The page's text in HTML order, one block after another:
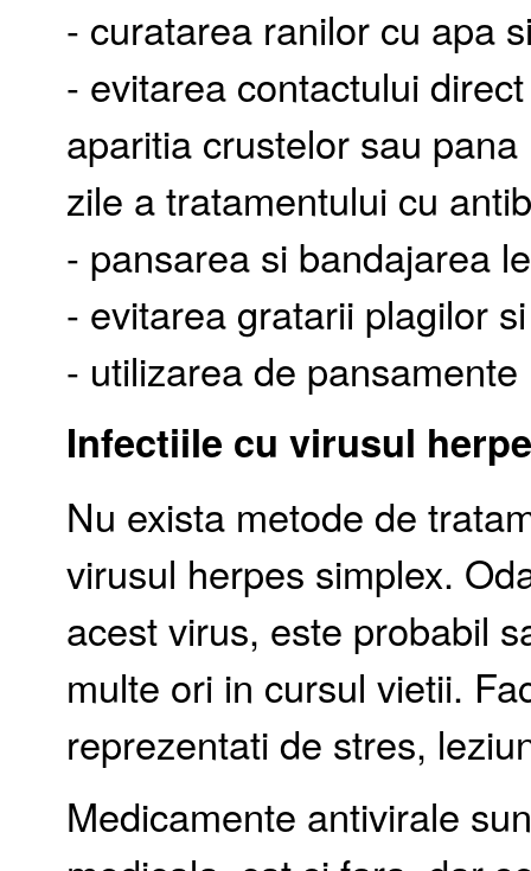
- curatarea ranilor cu apa
- evitarea contactului
aparitia crustelor sau
zile a tratamentului cu
- pansarea si bandajarea
- evitarea gratarii plagilor
- utilizarea de
Infectiile cu virusul
Nu exista metode de
virusul herpes simplex.
acest virus, este probabil
multe ori in cursul vietii.
reprezentati de stres,
Medicamente antivirale